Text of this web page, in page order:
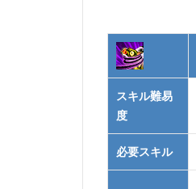
スキル難易
度
必要スキル